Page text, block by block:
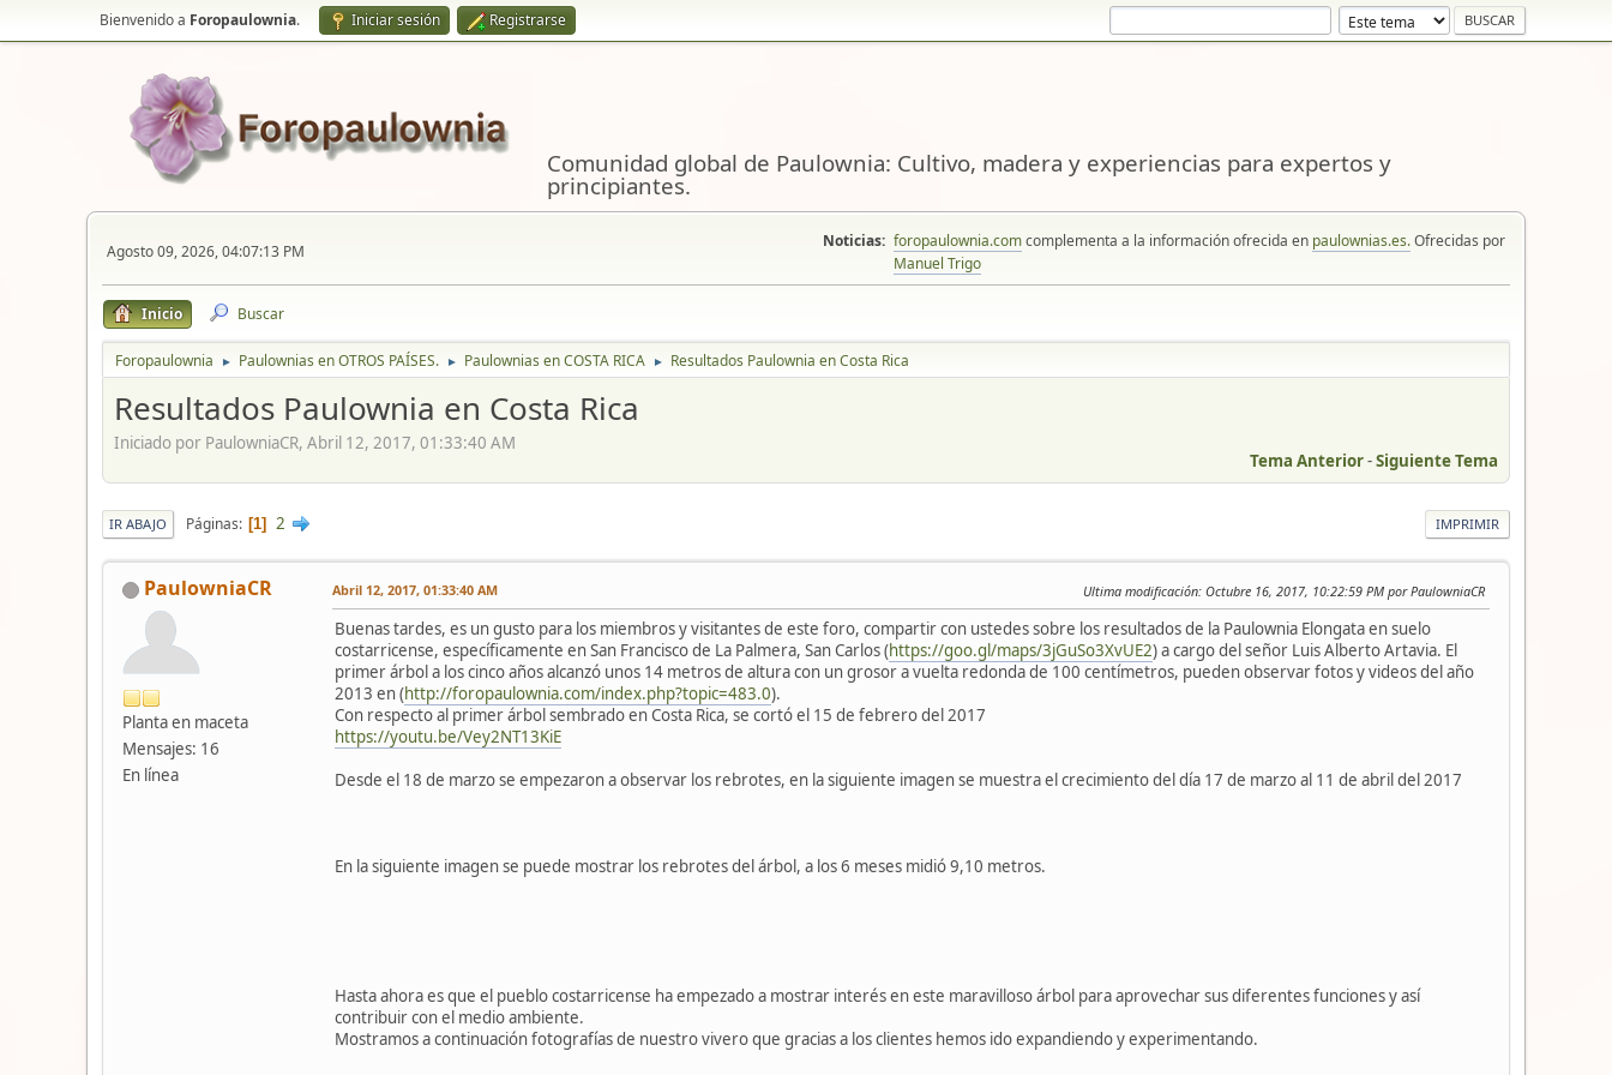
Bienvenido a Foropaulownia. Iniciar sesión Registrarse
Comunidad global de Paulownia: Cultivo, madera y experiencias para expertos y
principiantes.
Agosto 09, 2026, 04:07:13 PM
Noticias: foropaulownia.comcomplementa a la información ofrecida en paulownias.es.Ofrecidas por
Manuel Trigo
Inicio Buscar
Foropaulownia ► Paulownias en OTROS PAÍSES. ► Paulownias en COSTA RICA ► Resultados Paulownia en Costa Rica
Resultados Paulownia en Costa Rica
Iniciado por PaulowniaCR, Abril 12, 2017, 01:33:40 AM
Tema Anterior-Siguiente Tema
IMPRIMIR
IR ABAJO Páginas 1 2
PaulowniaCR
Planta en maceta
Mensajes: 16
En línea
Abril 12, 2017, 01:33:40 AM Ultima modificación: Octubre 16, 2017, 10:22:59 PM por PaulowniaCR
Buenas tardes, es un gusto para los miembros y visitantes de este foro, compartir con ustedes sobre los resultados de la Paulownia Elongata en suelo
costarricense, específicamente en San Francisco de La Palmera, San Carlos (https://goo.gl/maps/3jGuSo3XvUE2) a cargo del señor Luis Alberto Artavia. El
primer árbol a los cinco años alcanzó unos 14 metros de altura con un grosor a vuelta redonda de 100 centímetros, pueden observar fotos y videos del año
2013 en (http://foropaulownia.com/index.php?topic=483.0).
Con respecto al primer árbol sembrado en Costa Rica, se cortó el 15 de febrero del 2017
https://youtu.be/Vey2NT13KiE
Desde el 18 de marzo se empezaron a observar los rebrotes, en la siguiente imagen se muestra el crecimiento del día 17 de marzo al 11 de abril del 2017
En la siguiente imagen se puede mostrar los rebrotes del árbol, a los 6 meses midió 9,10 metros.
Hasta ahora es que el pueblo costarricense ha empezado a mostrar interés en este maravilloso árbol para aprovechar sus diferentes funciones y así
contribuir con el medio ambiente.
Mostramos a continuación fotografías de nuestro vivero que gracias a los clientes hemos ido expandiendo y experimentando.